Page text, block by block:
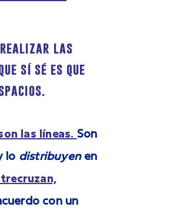
realizar las
sí sé es que
las líneas. Son
lo distribuyen en
con un